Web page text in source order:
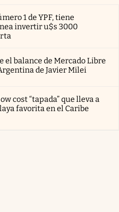
1 de YPF, tiene
invertir u$s 3000
el balance de Mercado Libre
de Javier Milei
cost “tapada” que lleva a
favorita en el Caribe